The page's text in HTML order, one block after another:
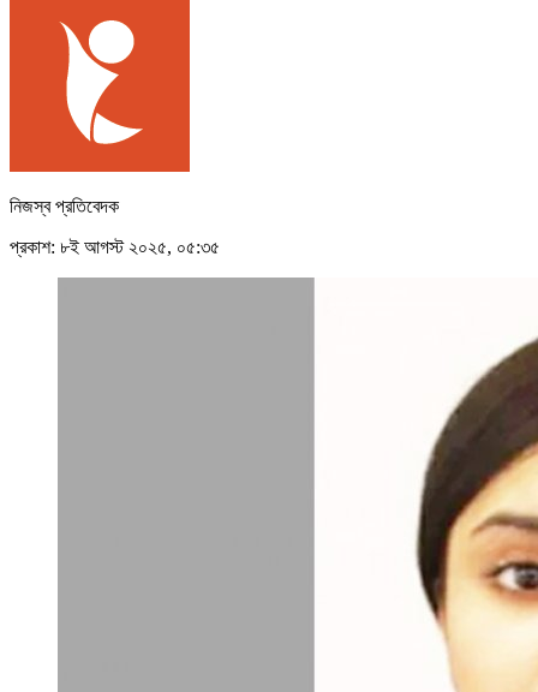
নিজস্ব প্রতিবেদক
প্রকাশ: ৮ই আগস্ট ২০২৫, ০৫:৩৫